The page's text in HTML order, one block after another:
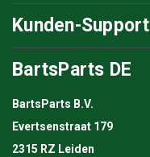
Kunden-Support
BartsParts DE
BartsParts B.V.
Evertsenstraat 179
2315 RZ Leiden